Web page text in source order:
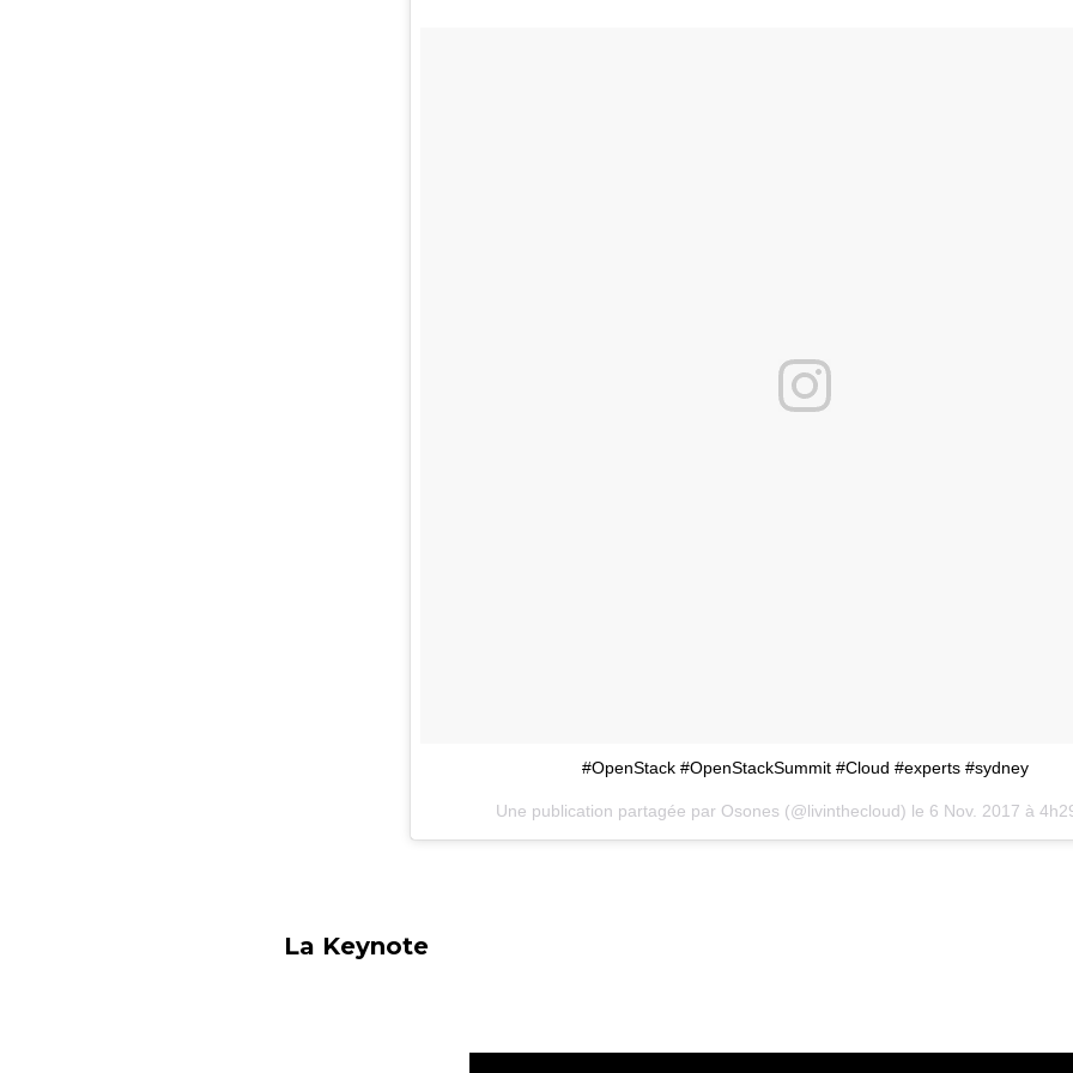
#OpenStack #OpenStackSummit #Cloud #experts #sydney
Une publication partagée par Osones (@livinthecloud) le 6 Nov. 2017 à
La Keynote